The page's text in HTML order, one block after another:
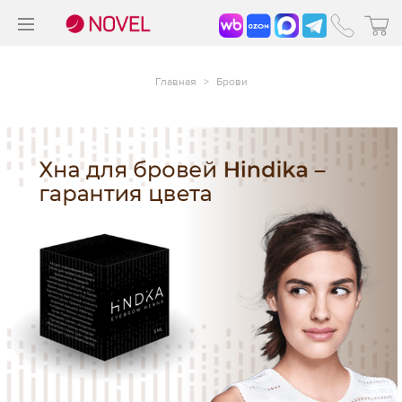
Главная > Брови